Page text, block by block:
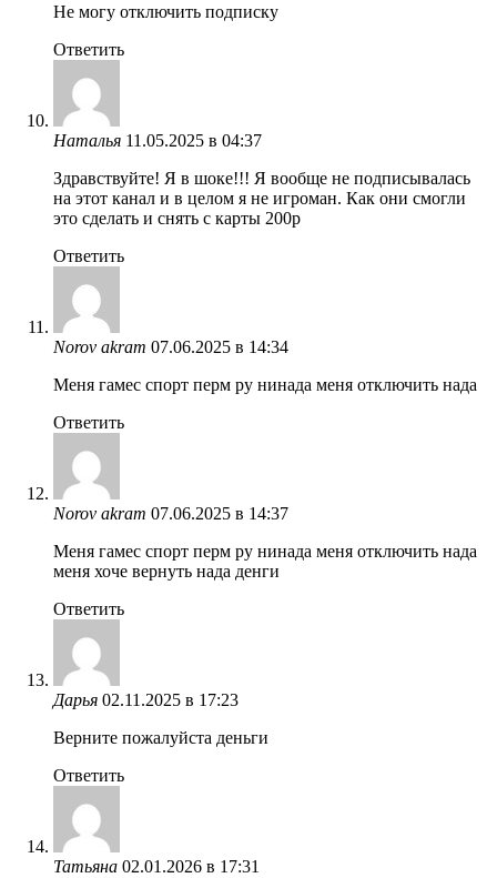
Не могу отключить подписку
Ответить
Наталья 11.05.2025 в 04:37
Здравствуйте! Я в шоке!!! Я вообще не подписывалась
на этот канал и в целом я не игроман. Как они смогли
это сделать и снять с карты 200р
Ответить
Norov akram 07.06.2025 в 14:34
Меня гамес спорт перм ру нинада меня отключить нада
Ответить
Norov akram 07.06.2025 в 14:37
Меня гамес спорт перм ру нинада меня отключить нада
меня хоче вернуть нада денги
Ответить
Дарья 02.11.2025 в 17:23
Верните пожалуйста деньги
Ответить
Татьяна 02.01.2026 в 17:31